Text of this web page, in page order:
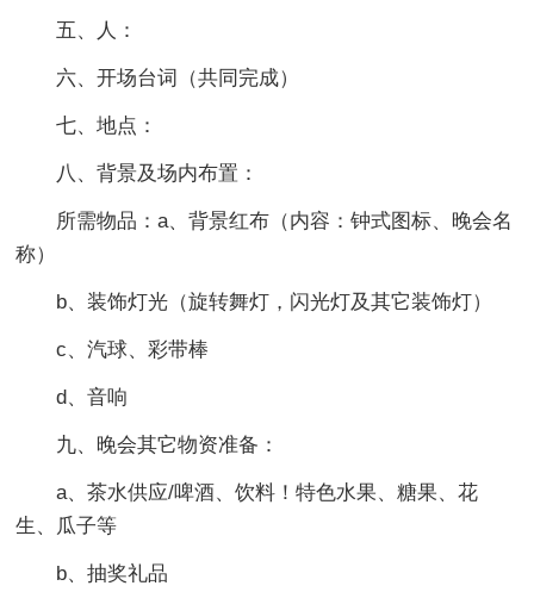
五、人：
六、开场台词（共同完成）
七、地点：
八、背景及场内布置：
所需物品：a、背景红布（内容：钟式图标、晚会名
称）
b、装饰灯光（旋转舞灯，闪光灯及其它装饰灯）
c、汽球、彩带棒
d、音响
九、晚会其它物资准备：
a、茶水供应/啤酒、饮料！特色水果、糖果、花
生、瓜子等
b、抽奖礼品